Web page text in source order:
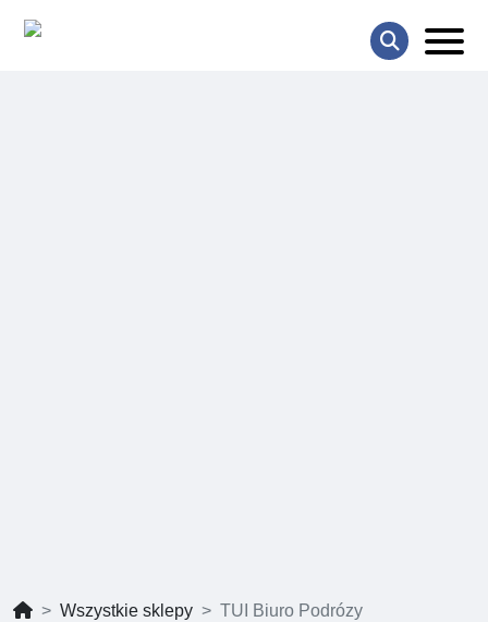
Wszystkie sklepy TUI Biuro Podrózy